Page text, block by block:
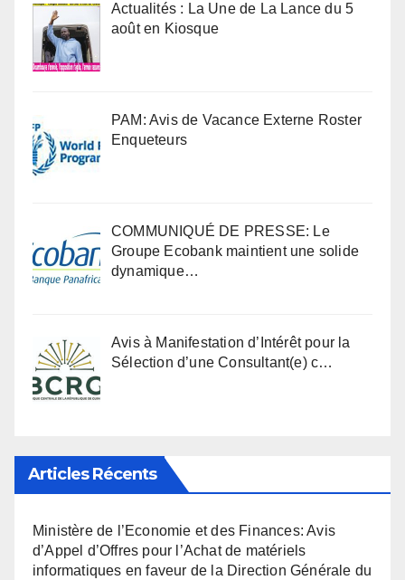
Actualités : La Une de La Lance du 5
août en Kiosque
PAM: Avis de Vacance Externe Roster
Enqueteurs
COMMUNIQUÉ DE PRESSE: Le
Groupe Ecobank maintient une solide
dynamique…
Avis à Manifestation d’Intérêt pour la
Sélection d’une Consultant(e) c…
Articles Récents
Ministère de l’Economie et des Finances: Avis
d’Appel d’Offres pour l’Achat de matériels
informatiques en faveur de la Direction Générale du